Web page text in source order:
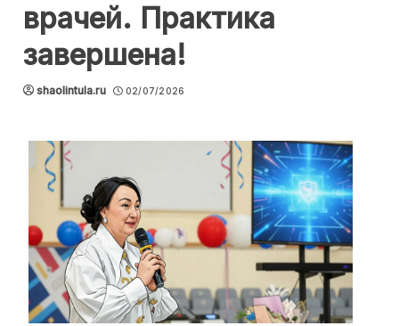
врачей. Практика
завершена!
shaolintula.ru 02/07/2026